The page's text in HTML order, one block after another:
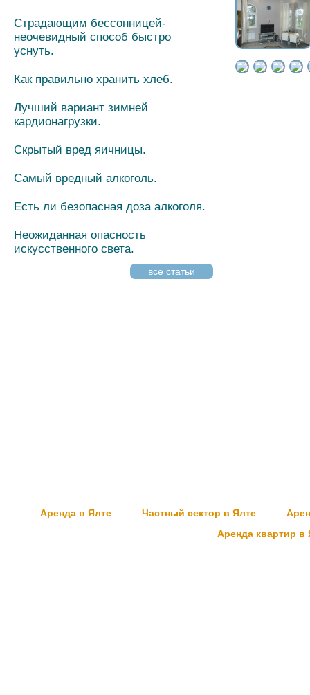
Страдающим бессонницей-
неочевидный способ быстро
уснуть.
Как правильно хранить хлеб.
Лучший вариант зимней
кардионагрузки.
Скрытый вред яичницы.
Самый вредный алкоголь.
Есть ли безопасная доза алкоголя.
Неожиданная опасность
искусственного света.
все статьи
Аренда в Ялте Частный сектор в Ялте
Аренда квартир в